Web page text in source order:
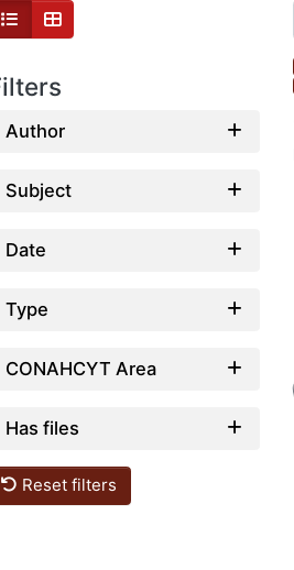
Author
Subject
Date
Type
CONAHCYT Area
Has files
Reset filters